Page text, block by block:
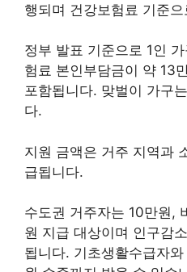
행되며 건강보험료 기준
정부 발표 기준으로 1인
험료 본인부담금이 약 13
포함됩니다. 맞벌이 가구
다.
지원 금액은 거주 지역과
급됩니다.
수도권 거주자는 10만원,
원 지급 대상이며 인구감
됩니다. 기초생활수급자